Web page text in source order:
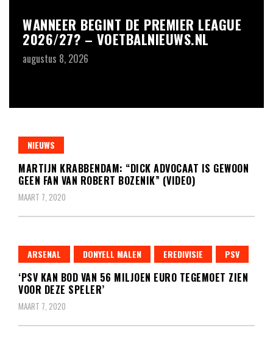
WANNEER BEGINT DE PREMIER LEAGUE
2026/27? – VOETBALNIEUWS.NL
augustus 8, 2026
NIEUWS
MARTIJN KRABBENDAM: “DICK ADVOCAAT IS GEWOON
GEEN FAN VAN ROBERT BOZENIK” (VIDEO)
MAART 7, 2020
ARSENAL DONYELL MALEN EREDIVISIE PSV
‘PSV KAN BOD VAN 56 MILJOEN EURO TEGEMOET ZIEN
VOOR DEZE SPELER’
MAART 7, 2020